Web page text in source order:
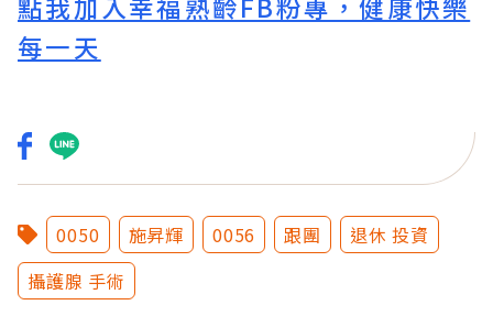
每一天
0050 施昇輝 0056 跟團
退休 投資
攝護腺 手術